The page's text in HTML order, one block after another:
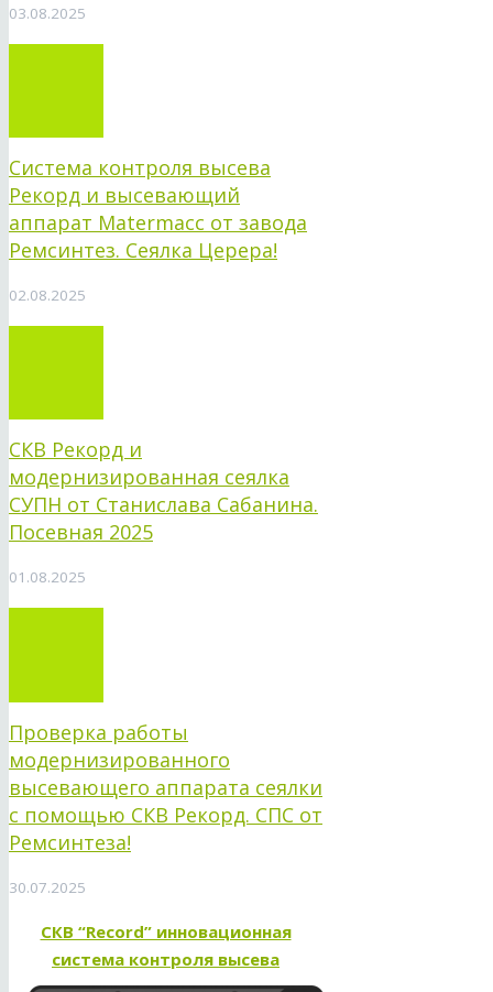
03.08.2025
Система контроля высева
Рекорд и высевающий
аппарат Matermacc от завода
Ремсинтез. Сеялка Церера!
02.08.2025
СКВ Рекорд и
модернизированная сеялка
СУПН от Станислава Сабанина.
Посевная 2025
01.08.2025
Проверка работы
модернизированного
высевающего аппарата сеялки
с помощью СКВ Рекорд. СПС от
Ремсинтеза!
30.07.2025
СКВ “Record” инновационная
система контроля высева